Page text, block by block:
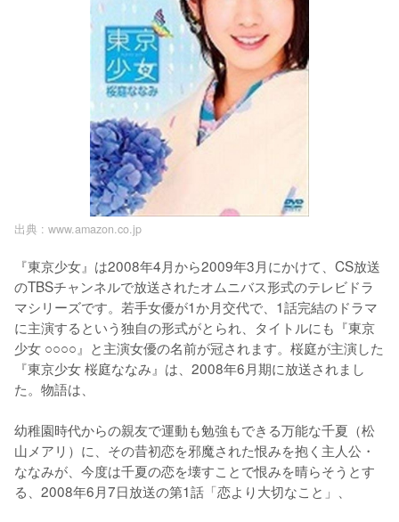
出典 : www.amazon.co.jp
『東京少女』は2008年4月から2009年3月にかけて、CS放送
のTBSチャンネルで放送されたオムニバス形式のテレビドラ
マシリーズです。若手女優が1か月交代で、1話完結のドラマ
に主演するという独自の形式がとられ、タイトルにも『東京
少女 ○○○○』と主演女優の名前が冠されます。桜庭が主演した
『東京少女 桜庭ななみ』は、2008年6月期に放送されまし
た。物語は、
幼稚園時代からの親友で運動も勉強もできる万能な千夏（松
山メアリ）に、その昔初恋を邪魔された恨みを抱く主人公・
ななみが、今度は千夏の恋を壊すことで恨みを晴らそうとす
る、2008年6月7日放送の第1話「恋より大切なこと」、